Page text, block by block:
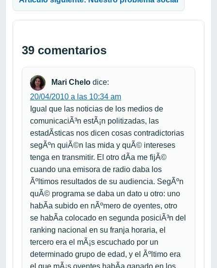
39 comentarios
Mari Chelo dice:
20/04/2010 a las 10:34 am
Igual que las noticias de los medios de
comunicaciÃ³n estÃ¡n politizadas, las
estadÃ­sticas nos dicen cosas contradictorias
segÃºn quiÃ©n las mida y quÃ© intereses
tenga en transmitir. El otro dÃ­a me fijÃ©
cuando una emisora de radio daba los
Ãºltimos resultados de su audiencia. SegÃºn
quÃ© programa se daba un dato u otro: uno
habÃ­a subido en nÃºmero de oyentes, otro
se habÃ­a colocado en segunda posiciÃ³n del
ranking nacional en su franja horaria, el
tercero era el mÃ¡s escuchado por un
determinado grupo de edad, y el Ãºltimo era